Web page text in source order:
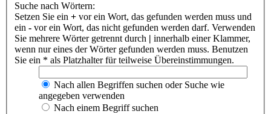
Suche nach Wörtern:
Setzen Sie ein + vor ein Wort, das gefunden werden muss und
ein - vor ein Wort, das nicht gefunden werden darf. Verwenden
Sie mehrere Wörter getrennt durch | innerhalb einer Klammer,
wenn nur eines der Wörter gefunden werden muss. Benutzen
Sie ein * als Platzhalter für teilweise Übereinstimmungen.
Nach allen Begriffen suchen oder Suche wie
angegeben verwenden
Nach einem Begriff suchen